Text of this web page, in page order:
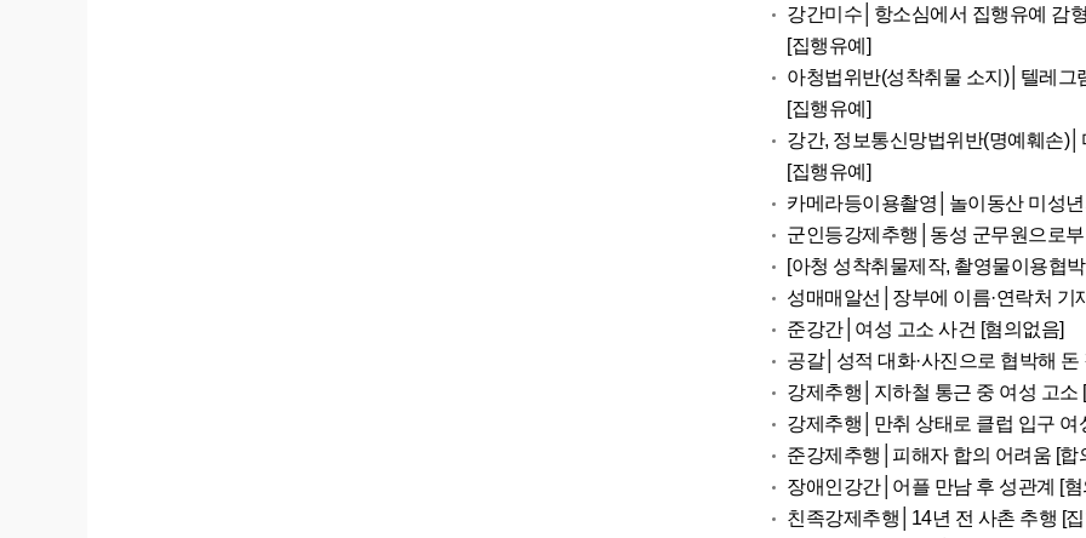
강간미수│항소심에서 집행유예 감
[집행유예]
아청법위반(성착취물 소지)│텔레그
[집행유예]
강간, 정보통신망법위반(명예훼손
[집행유예]
카메라등이용촬영│놀이동산 미성
군인등강제추행│동성 군무원으로
[아청 성착취물제작, 촬영물이용협
성매매알선│장부에 이름·연락처 기
준강간│여성 고소 사건 [혐의없음]
공갈│성적 대화·사진으로 협박해 돈
강제추행│지하철 통근 중 여성 고소
강제추행│만취 상태로 클럽 입구 여
준강제추행│피해자 합의 어려움 [합
장애인강간│어플 만남 후 성관계 [
친족강제추행│14년 전 사촌 추행 [